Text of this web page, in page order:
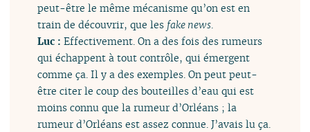
peut-être le même mécanisme qu’on est en
train de découvrir, que les fake news.
Luc :Effectivement. On a des fois des rumeurs
qui échappent à tout contrôle, qui émergent
comme ça. Il y a des exemples. On peut peut-
être citer le coup des bouteilles d’eau qui est
moins connu que la rumeur d’Orléans ; la
rumeur d’Orléans est assez connue. J’avais lu ça.